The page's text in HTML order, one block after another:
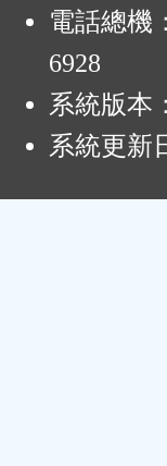
電話總機
6928
系統版本：
系統更新